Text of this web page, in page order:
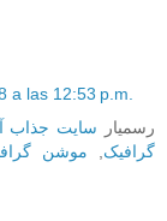
a las 12:53 p.m.
رسمیار سایت جذاب
گرافیک
موشن